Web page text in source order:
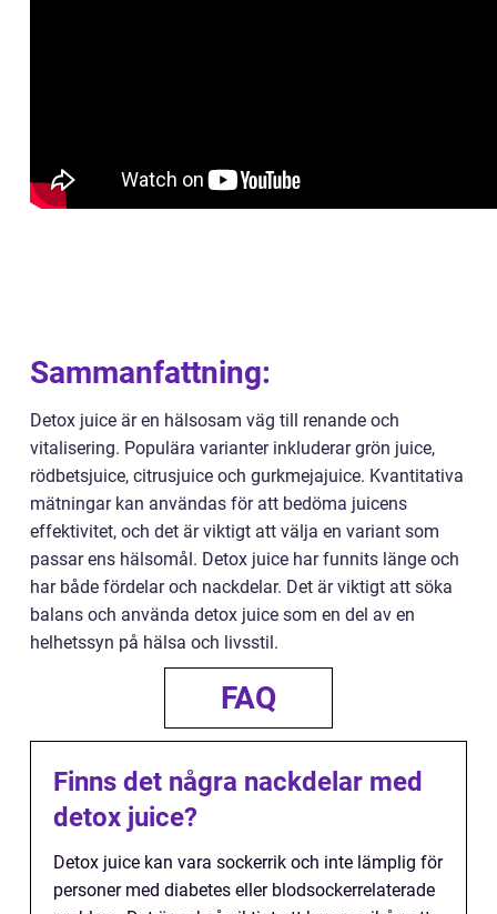
Sammanfattning:
Detox juice är en hälsosam väg till renande och
vitalisering. Populära varianter inkluderar grön juice,
rödbetsjuice, citrusjuice och gurkmejajuice. Kvantitativa
mätningar kan användas för att bedöma juicens
effektivitet, och det är viktigt att välja en variant som
passar ens hälsomål. Detox juice har funnits länge och
har både fördelar och nackdelar. Det är viktigt att söka
balans och använda detox juice som en del av en
helhetssyn på hälsa och livsstil.
FAQ
Finns det några nackdelar med
detox juice?
Detox juice kan vara sockerrik och inte lämplig för
personer med diabetes eller blodsockerrelaterade